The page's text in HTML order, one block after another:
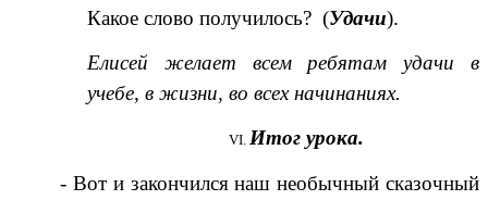
Какое слово получилось? (Удачи).
Елисей желает всем ребятам удачи в
учебе, в жизни, во всех начинаниях.
Итог урока.
- Вот и закончился наш необычный сказочный